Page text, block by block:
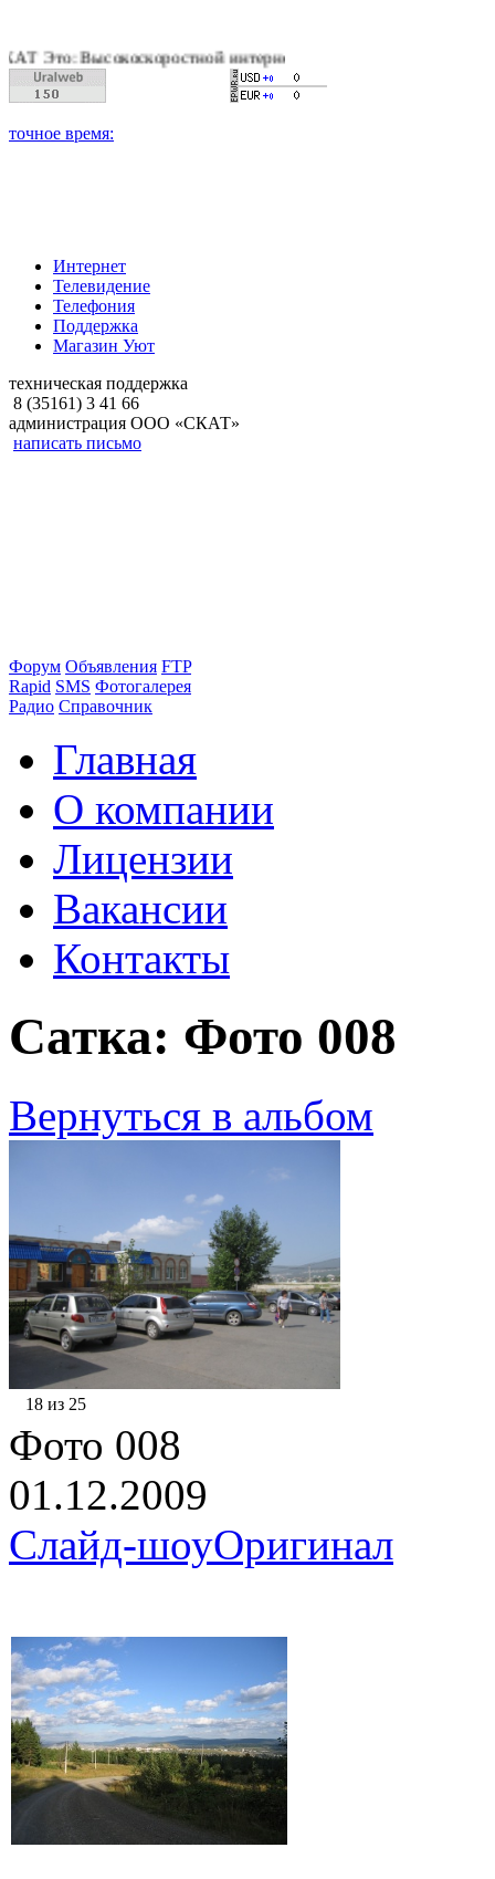
интернет, качественное цифровое и
Интернет
Телевидение
Телефония
Поддержка
Магазин Уют
техническая поддержка
8 (35161) 3 41 66
администрация ООО «СКАТ»
написать письмо
Форум Объявления FTP
Rapid SMS Фотогалерея
Радио Справочник
Главная
О компании
Лицензии
Вакансии
Контакты
Сатка: Фото 008
Вернуться в альбом
18 из 25
Фото 008
01.12.2009
Слайд-шоуОригинал